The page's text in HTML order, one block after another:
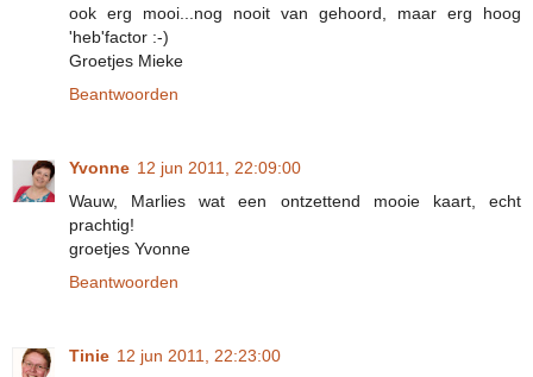
ook erg mooi...nog nooit van gehoord, maar erg hoog
'heb'factor :-)
Groetjes Mieke
Beantwoorden
Yvonne 12 jun 2011, 22:09:00
Wauw, Marlies wat een ontzettend mooie kaart, echt
prachtig!
groetjes Yvonne
Beantwoorden
Tinie 12 jun 2011, 22:23:00